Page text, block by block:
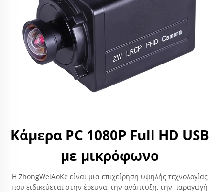
Κάμερα PC 1080P Full HD USB
με μικρόφωνο
Η ZhongWeiAoKe είναι μια επιχείρηση υψηλής τεχνολογίας
που ειδικεύεται στην έρευνα, την ανάπτυξη, την παραγωγή